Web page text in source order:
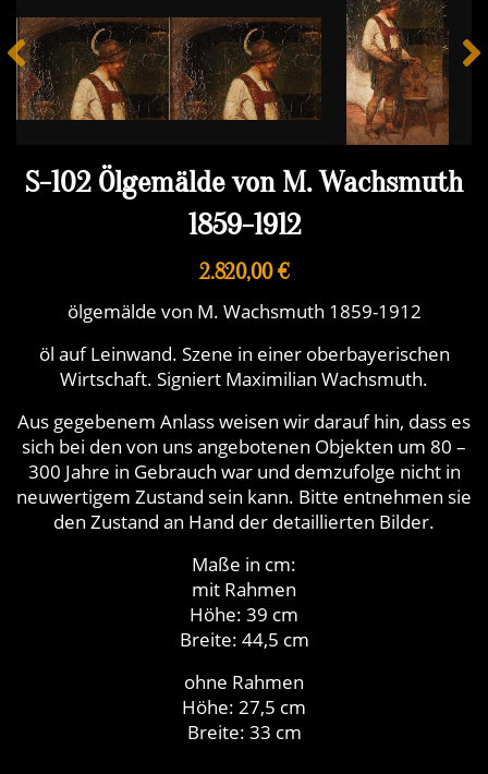
S-102 Ölgemälde von M. Wachsmuth
1859-1912
2.820,00 €
ölgemälde von M. Wachsmuth 1859-1912
öl auf Leinwand. Szene in einer oberbayerischen
Wirtschaft. Signiert Maximilian Wachsmuth.
Aus gegebenem Anlass weisen wir darauf hin, dass es
sich bei den von uns angebotenen Objekten um 80 –
300 Jahre in Gebrauch war und demzufolge nicht in
neuwertigem Zustand sein kann. Bitte entnehmen sie
den Zustand an Hand der detaillierten Bilder.
Maße in cm:
mit Rahmen
Höhe: 39 cm
Breite: 44,5 cm
ohne Rahmen
Höhe: 27,5 cm
Breite: 33 cm